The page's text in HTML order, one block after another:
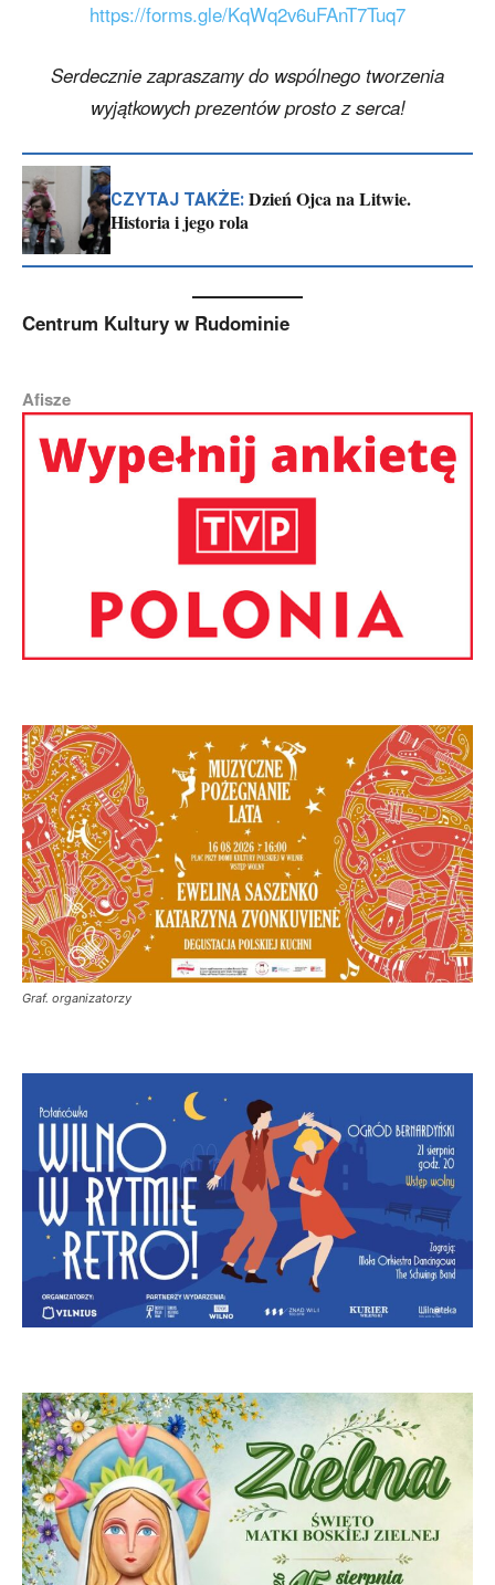
https://forms.gle/KqWq2v6uFAnT7Tuq7
Serdecznie zapraszamy do wspólnego tworzenia
wyjątkowych prezentów prosto z serca!
CZYTAJ TAKŻE: Dzień Ojca na Litwie.
Historia i jego rola
Centrum Kultury w Rudominie
Afisze
Graf. organizatorzy